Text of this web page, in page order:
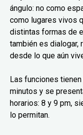
ángulo: no como
como lugares vivos
distintas formas de
también es dialogar,
desde lo que aún
Las funciones
minutos y se
horarios: 8 y 9 pm,
lo permitan.